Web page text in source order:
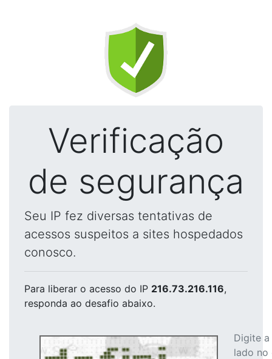
Verificação
de segurança
Seu IP fez diversas tentativas de
acessos suspeitos a sites hospedados
conosco.
Para liberar o acesso do IP 216.73.216.116,
responda ao desafio abaixo.
Digite
lado no